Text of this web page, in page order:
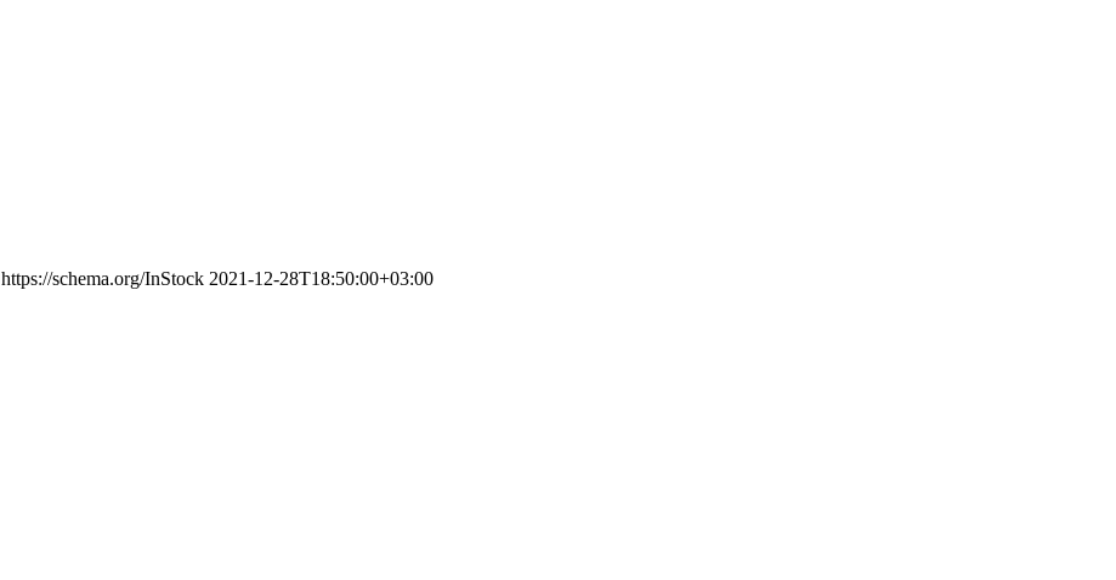
https://schema.org/InStock 2021-12-28T18:50:00+03:00